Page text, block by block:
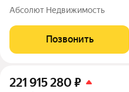
106,8 кв. м, этаж 16 из 17. Срок
дома - монолитный. ТОЛЬКО
условия на приобретение
Абсолют Недвижимость
Позвонить
221 915 280 ₽